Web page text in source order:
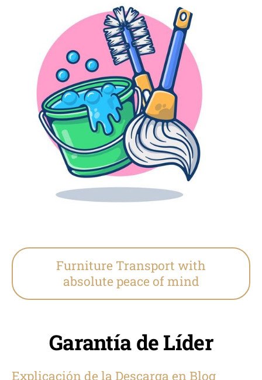
Furniture Transport with
absolute peace of mind
Garantía de Líder
Explicación de la Descarga en Blog